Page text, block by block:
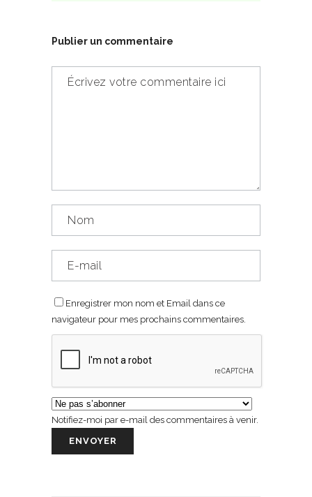
Publier un commentaire
Enregistrer mon nom et Email dans ce
navigateur pour mes prochains commentaires.
Notifiez-moi par e-mail des commentaires à venir.